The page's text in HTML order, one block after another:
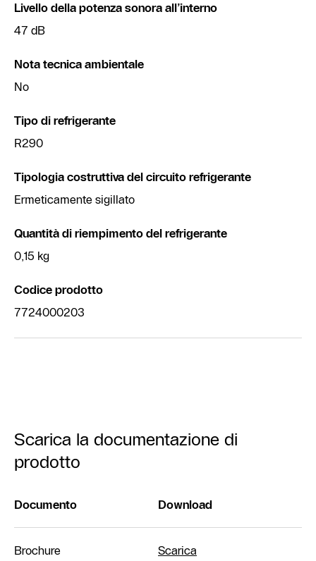
Livello della potenza sonora all’interno
47 dB
Nota tecnica ambientale
No
Tipo di refrigerante
R290
Tipologia costruttiva del circuito refrigerante
Ermeticamente sigillato
Quantità di riempimento del refrigerante
0,15 kg
Codice prodotto
7724000203
Scarica la documentazione di
prodotto
Documento Download
Brochure Scarica